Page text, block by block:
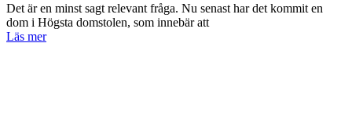
Det är en minst sagt relevant fråga. Nu senast har det kommit en
dom i Högsta domstolen, som innebär att
Läs mer